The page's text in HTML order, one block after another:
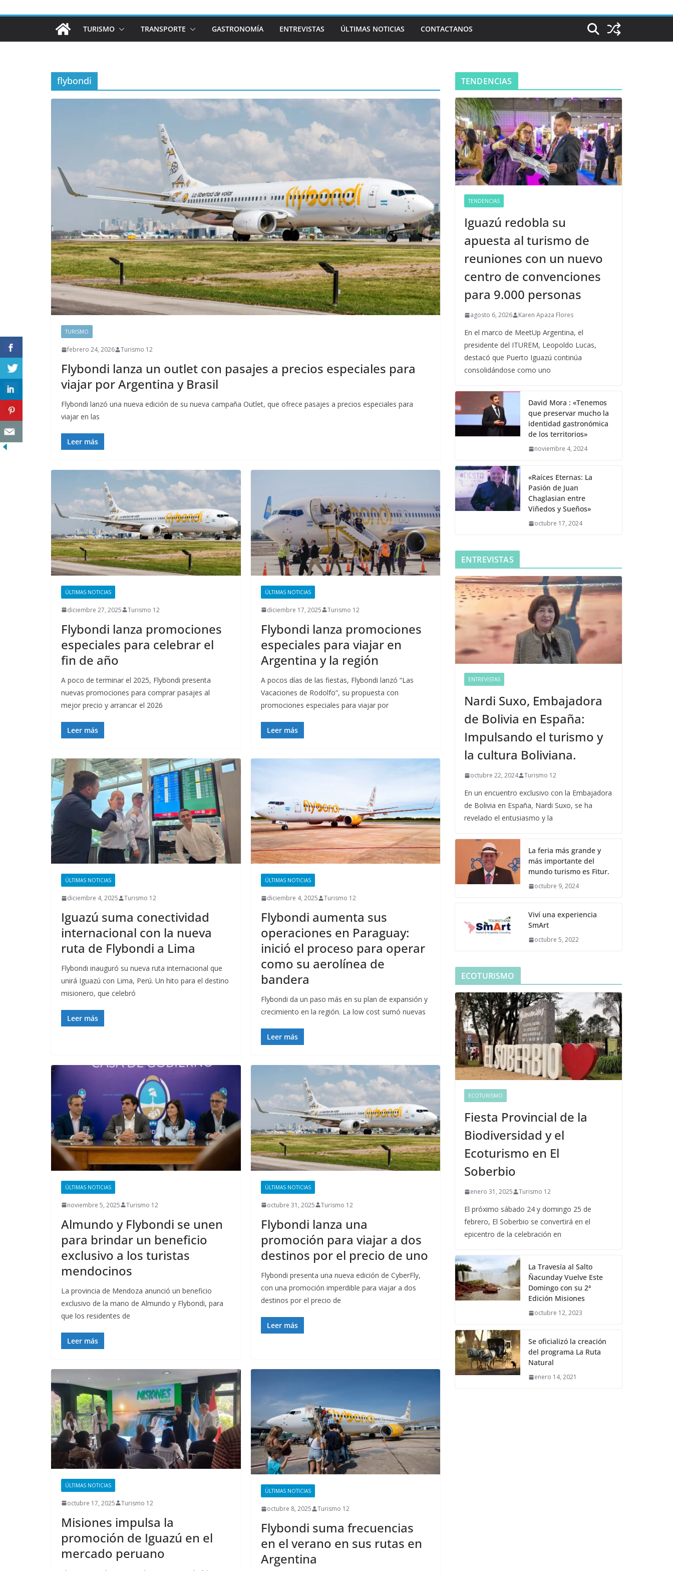
TURISMO TRANSPORTE GASTRONOMÍA ENTREVISTAS ÚLTIMAS NOTICIAS CONTACTANOS
flybondi
TURISMO
febrero 24, 2026 Turismo 12
Flybondi lanza un outlet con pasajes a precios especiales para
viajar por Argentina y Brasil
Flybondi lanzó una nueva edición de su nueva campaña Outlet, que ofrece pasajes a precios especiales para
viajar en las
Leer más
ÚLTIMAS NOTICIAS
diciembre 27, 2025 Turismo 12
Flybondi lanza promociones
especiales para celebrar el
fin de año
A poco de terminar el 2025, Flybondi presenta
nuevas promociones para comprar pasajes al
mejor precio y arrancar el 2026
Leer más
ÚLTIMAS NOTICIAS
diciembre 17, 2025 Turismo 12
Flybondi lanza promociones
especiales para viajar en
Argentina y la región
A pocos días de las fiestas, Flybondi lanzó “Las
Vacaciones de Rodolfo”, su propuesta con
promociones especiales para viajar por
Leer más
ÚLTIMAS NOTICIAS
diciembre 4, 2025 Turismo 12
Iguazú suma conectividad
internacional con la nueva
ruta de Flybondi a Lima
Flybondi inauguró su nueva ruta internacional que
unirá Iguazú con Lima, Perú. Un hito para el destino
misionero, que celebró
Leer más
ÚLTIMAS NOTICIAS
diciembre 4, 2025 Turismo 12
Flybondi aumenta sus
operaciones en Paraguay:
inició el proceso para operar
como su aerolínea de
bandera
Flybondi da un paso más en su plan de expansión y
crecimiento en la región. La low cost sumó nuevas
Leer más
ÚLTIMAS NOTICIAS
noviembre 5, 2025 Turismo 12
Almundo y Flybondi se unen
para brindar un beneficio
exclusivo a los turistas
mendocinos
La provincia de Mendoza anunció un beneficio
exclusivo de la mano de Almundo y Flybondi, para
que los residentes de
Leer más
ÚLTIMAS NOTICIAS
octubre 31, 2025 Turismo 12
Flybondi lanza una
promoción para viajar a dos
destinos por el precio de uno
Flybondi presenta una nueva edición de CyberFly,
con una promoción imperdible para viajar a dos
destinos por el precio de
Leer más
ÚLTIMAS NOTICIAS
octubre 17, 2025 Turismo 12
Misiones impulsa la
promoción de Iguazú en el
mercado peruano
ÚLTIMAS NOTICIAS
octubre 8, 2025 Turismo 12
Flybondi suma frecuencias
en el verano en sus rutas en
Argentina
TENDENCIAS
TENDENCIAS
Iguazú redobla su
apuesta al turismo de
reuniones con un nuevo
centro de convenciones
para 9.000 personas
agosto 6, 2026 Karen Apaza Flores
En el marco de MeetUp Argentina, el
presidente del ITUREM, Leopoldo Lucas,
destacó que Puerto Iguazú continúa
consolidándose como uno
David Mora : «Tenemos
que preservar mucho la
identidad gastronómica
de los territorios»
noviembre 4, 2024
«Raíces Eternas: La
Pasión de Juan
Chaglasian entre
Viñedos y Sueños»
octubre 17, 2024
ENTREVISTAS
ENTREVISTAS
Nardi Suxo, Embajadora
de Bolivia en España:
Impulsando el turismo y
la cultura Boliviana.
octubre 22, 2024 Turismo 12
En un encuentro exclusivo con la Embajadora
de Bolivia en España, Nardi Suxo, se ha
revelado el entusiasmo y la
La feria más grande y
más importante del
mundo turismo es Fitur.
octubre 9, 2024
Viví una experiencia
SmArt
octubre 5, 2022
ECOTURISMO
ECOTURISMO
Fiesta Provincial de la
Biodiversidad y el
Ecoturismo en El
Soberbio
enero 31, 2025 Turismo 12
El próximo sábado 24 y domingo 25 de
febrero, El Soberbio se convertirá en el
epicentro de la celebración en
La Travesía al Salto
Ñacunday Vuelve Este
Domingo con su 2ª
Edición Misiones
octubre 12, 2023
Se oficializó la creación
del programa La Ruta
Natural
enero 14, 2021